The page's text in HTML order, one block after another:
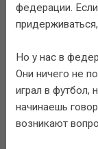
федерации.
Но у нас в
Они ничего не
играл в футбол,
начинаешь
возникают